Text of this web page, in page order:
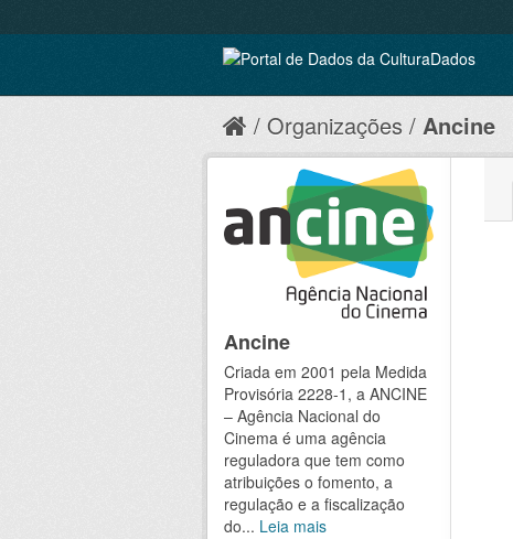
Organizações Ancine
Ancine
Criada em 2001 pela Medida
Provisória 2228-1, a ANCINE
– Agência Nacional do
Cinema é uma agência
reguladora que tem como
atribuições o fomento, a
regulação e a fiscalização
do... Leia mais